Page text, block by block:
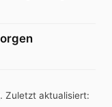
. Zuletzt aktualisiert: